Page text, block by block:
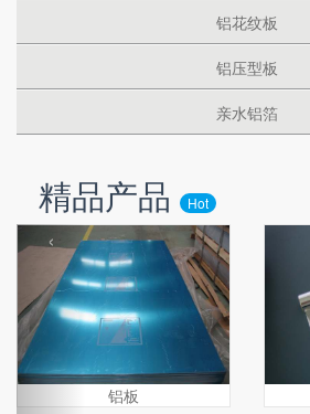
铝花纹板
铝压型板
亲水铝箔
精品产品 Hot
铝板
‹